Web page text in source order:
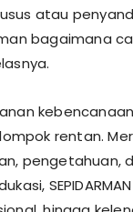
atau
bagaimana
rentan.
pengetahuan,